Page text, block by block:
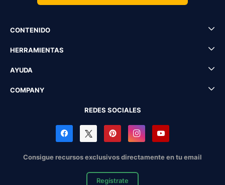
CONTENIDO
HERRAMIENTAS
AYUDA
COMPANY
REDES SOCIALES
Consigue recursos exclusivos directamente en tu email
Regístrate